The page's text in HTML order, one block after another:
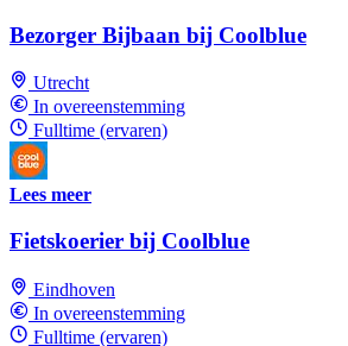
Bezorger Bijbaan bij Coolblue
Utrecht
In overeenstemming
Fulltime (ervaren)
Lees meer
Fietskoerier bij Coolblue
Eindhoven
In overeenstemming
Fulltime (ervaren)